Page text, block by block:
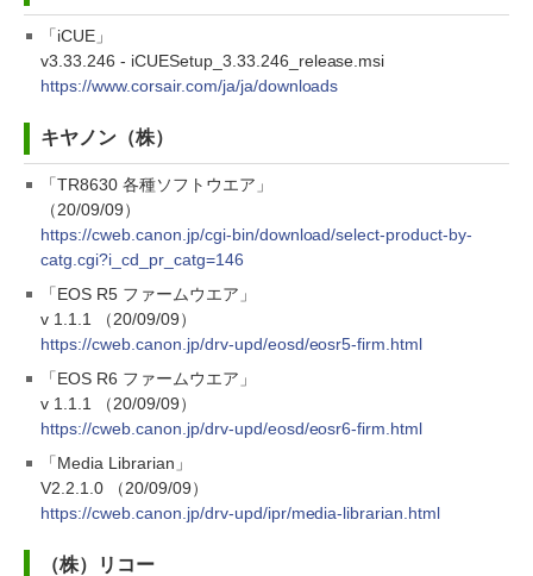
「iCUE」
v3.33.246 - iCUESetup_3.33.246_release.msi
https://www.corsair.com/ja/ja/downloads
キヤノン（株）
「TR8630 各種ソフトウエア」
（20/09/09）
https://cweb.canon.jp/cgi-bin/download/select-product-by-
catg.cgi?i_cd_pr_catg=146
「EOS R5 ファームウエア」
v 1.1.1 （20/09/09）
https://cweb.canon.jp/drv-upd/eosd/eosr5-firm.html
「EOS R6 ファームウエア」
v 1.1.1 （20/09/09）
https://cweb.canon.jp/drv-upd/eosd/eosr6-firm.html
「Media Librarian」
V2.2.1.0 （20/09/09）
https://cweb.canon.jp/drv-upd/ipr/media-librarian.html
（株）リコー